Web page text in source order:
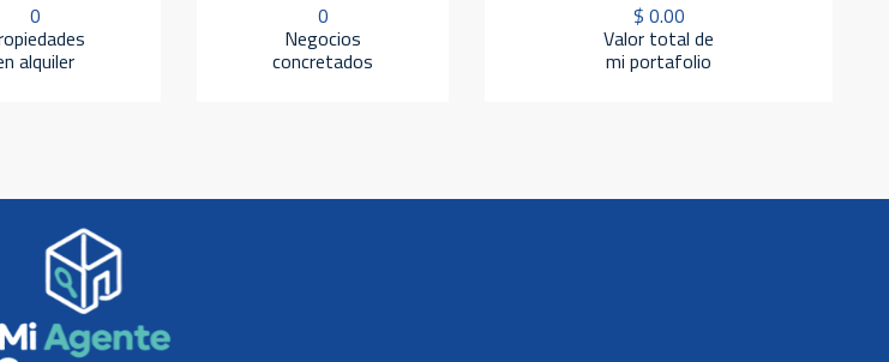
0
alquiler
0
Negocios
concretados
$ 0.00
Valor total de
mi portafolio